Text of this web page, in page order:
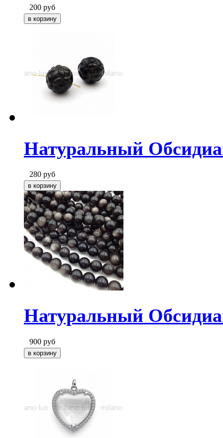
200 руб
Натуральный
280 руб
Натуральный
900 руб